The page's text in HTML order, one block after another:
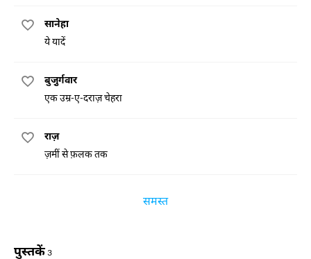
सानेहा
ये यादें
बुजु़र्गवार
एक उम्र-ए-दराज़ चेहरा
राज़
ज़मीं से फ़लक तक
समस्त
पुस्तकें 3